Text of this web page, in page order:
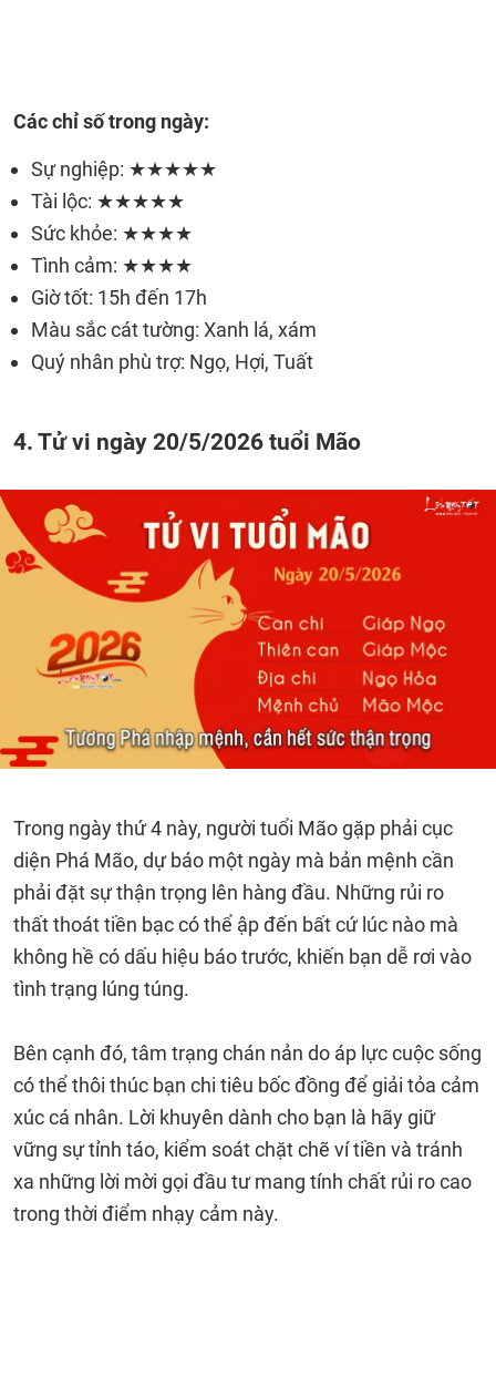
Các chỉ số trong ngày:
Sự nghiệp: ★★★★★
Tài lộc: ★★★★★
Sức khỏe: ★★★★
Tình cảm: ★★★★
Giờ tốt: 15h đến 17h
Màu sắc cát tường: Xanh lá, xám
Quý nhân phù trợ: Ngọ, Hợi, Tuất
4. Tử vi ngày 20/5/2026 tuổi Mão
Trong ngày thứ 4 này, người tuổi Mão gặp phải cục
diện Phá Mão, dự báo một ngày mà bản mệnh cần
phải đặt sự thận trọng lên hàng đầu. Những rủi ro
thất thoát tiền bạc có thể ập đến bất cứ lúc nào mà
không hề có dấu hiệu báo trước, khiến bạn dễ rơi vào
tình trạng lúng túng.
Bên cạnh đó, tâm trạng chán nản do áp lực cuộc sống
có thể thôi thúc bạn chi tiêu bốc đồng để giải tỏa cảm
xúc cá nhân. Lời khuyên dành cho bạn là hãy giữ
vững sự tỉnh táo, kiểm soát chặt chẽ ví tiền và tránh
xa những lời mời gọi đầu tư mang tính chất rủi ro cao
trong thời điểm nhạy cảm này.